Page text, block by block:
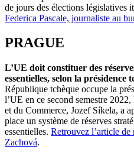
de jours des élections législatives
Federica Pascale, journaliste au
PRAGUE
L’UE doit constituer des
essentielles, selon la présidence
République tchèque occupe la
l’UE en ce second semestre
et du Commerce, Jozef Síkela, a
place un système de réserves
essentielles. Retrouvez l’article de
Zachová.